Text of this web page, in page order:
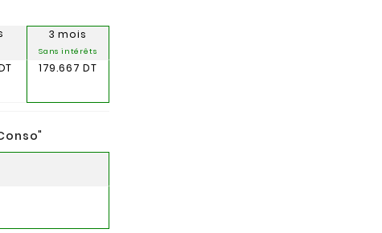
3 mois
Sans intérêts
179.667 DT
"